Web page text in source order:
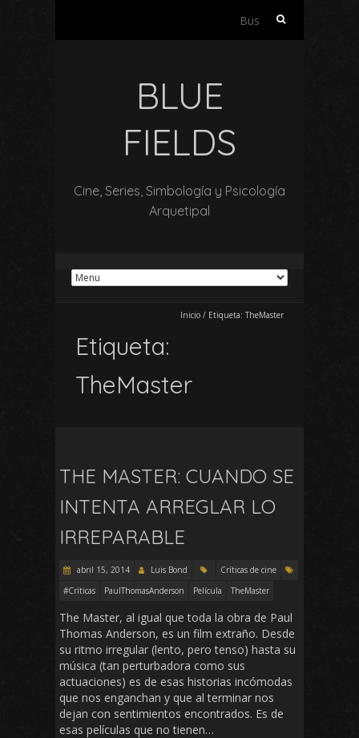
Buscar:
BLUE
FIELDS
Cine, Series, Simbología y Psicología
Arquetipal
Inicio / Etiqueta: TheMaster
Etiqueta:
TheMaster
THE MASTER: CUANDO SE
INTENTA ARREGLAR LO
IRREPARABLE
abril 15, 2014 Luis Bond
Críticas de cine
#Críticas
PaulThomasAnderson Película TheMaster
The Master, al igual que toda la obra de Paul
Thomas Anderson, es un film extraño. Desde
su ritmo irregular (lento, pero tenso) hasta su
música (tan perturbadora como sus
actuaciones) es de esas historias incómodas
que nos enganchan y que al terminar nos
dejan con sentimientos encontrados. Es de
esas películas que no tienen…